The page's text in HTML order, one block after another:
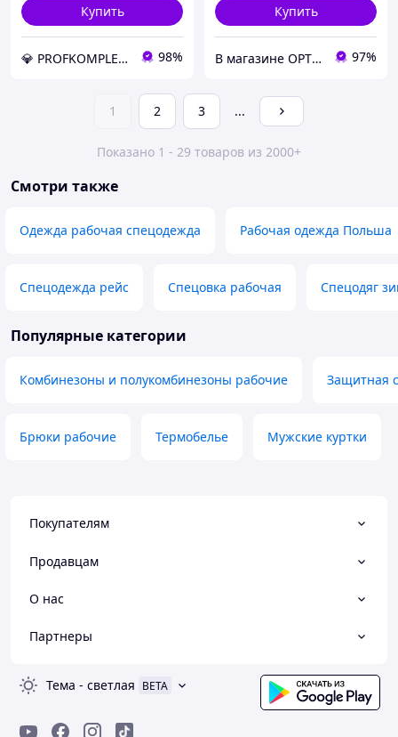
Купить
💎 PROFKOMPLEKT💎 ЛУЧШИЙ МАГАЗИН КАЧЕСТВЕННОЙ РАБОЧЕЙ СПЕЦОДЕЖДЫ И ОБУВИ 98%
Купить
В магазине OPTTOVAR скидки на всё До конца месяца 97%
1 2 3 ...
Показано 1 - 29 товаров из 2000+
Смотри также
Одежда рабочая спецодежда Рабочая одежда Польша
Спецодежда рейс Спецовка рабочая Спецодяг
Популярные категории
Комбинезоны и полукомбинезоны рабочие Защитная
Брюки рабочие Термобелье Мужские куртки
Покупателям
Продавцам
О нас
Партнеры
Тема - светлая BETA